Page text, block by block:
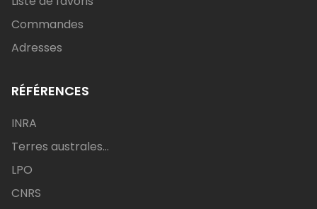
Commandes
Adresses
RÉFÉRENCES
INRA
Terres australes...
LPO
CNRS